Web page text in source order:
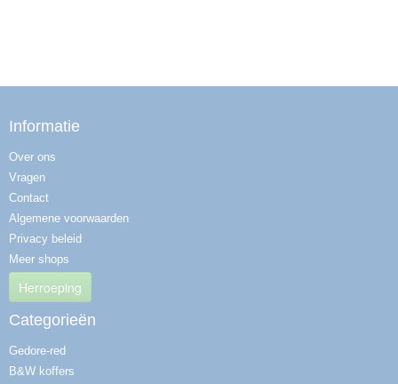
Informatie
Over ons
Vragen
Contact
Algemene voorwaarden
Privacy beleid
Meer shops
Herroeping
Categorieën
Gedore-red
B&W koffers